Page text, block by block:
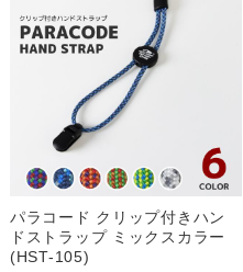
パラコード クリップ付きハン
ドストラップ ミックスカラー
(HST-105)